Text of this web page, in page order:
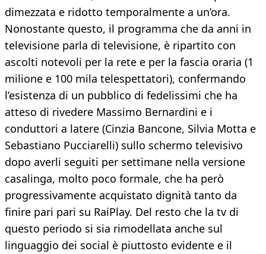
dimezzata e ridotto temporalmente a un’ora.
Nonostante questo, il programma che da anni in
televisione parla di televisione, è ripartito con
ascolti notevoli per la rete e per la fascia oraria (1
milione e 100 mila telespettatori), confermando
l’esistenza di un pubblico di fedelissimi che ha
atteso di rivedere Massimo Bernardini e i
conduttori a latere (Cinzia Bancone, Silvia Motta e
Sebastiano Pucciarelli) sullo schermo televisivo
dopo averli seguiti per settimane nella versione
casalinga, molto poco formale, che ha però
progressivamente acquistato dignità tanto da
finire pari pari su RaiPlay. Del resto che la tv di
questo periodo si sia rimodellata anche sul
linguaggio dei social è piuttosto evidente e il